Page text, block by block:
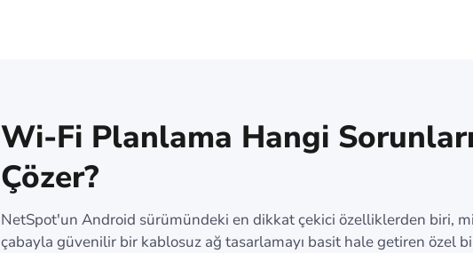
Wi-Fi Planlama Hangi
Çözer?
NetSpot'un Android sürümündeki en dikkat çekici özelliklerden biri,
çabayla güvenilir bir kablosuz ağ tasarlamayı basit hale getiren özel